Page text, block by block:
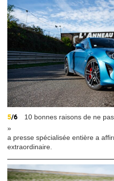
5/6
10 bonnes raisons de ne
»
a presse spécialisée entière a
extraordinaire.